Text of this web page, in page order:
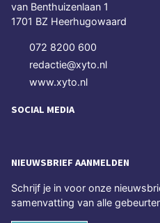
van Benthuizenlaan 1
1701 BZ Heerhugowaard
072 8200 600
redactie@xyto.nl
www.xyto.nl
SOCIAL MEDIA
NIEUWSBRIEF AANMELDEN
Schrijf je in voor onze
samenvatting van alle